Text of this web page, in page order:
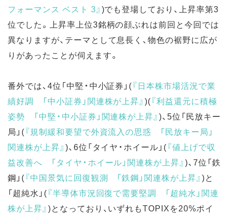
フォーマンス ベスト 3』)でも登場しており、上昇率第3
位でした。上昇率上位3銘柄の顔ぶれは前回と今回では
異なりますが、テーマとして息長く、物色の裾野に広が
りがあったことが伺えます。
番外では、4位「中堅・中小証券」(『日本株市場活況で業
績好調 「中小証券」関連株が上昇』)(『利益還元に積極
姿勢 「中堅・中小証券」関連株が上昇』)、5位「民放キー
局」(『規制緩和要望で外資流入の思惑 「民放キー局」
関連株が上昇』)、6位「タイヤ・ホイール」(『値上げで収
益改善へ 「タイヤ・ホイール」関連株が上昇』)、7位「鉄
鋼」(『中国景気に回復観測 「鉄鋼」関連株が上昇』)と
「超純水」(『半導体市況回復で需要堅調 「超純水」関連
株が上昇』)となっており、いずれもTOPIXを20%ポイ